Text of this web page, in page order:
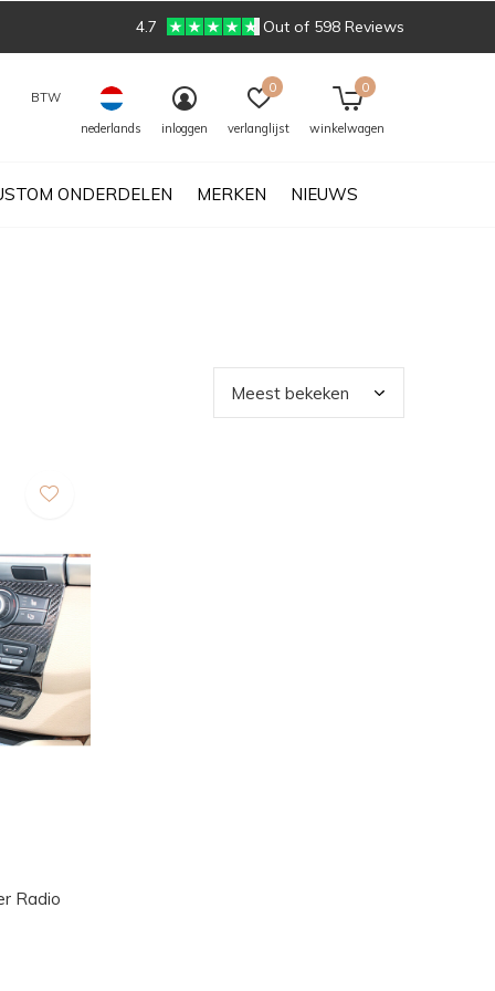
ONDERDELEN MERKEN NIEUWS
BTW
nederlands
inloggen verlanglijst
0
winkelwagen
0
4.7 Out of 598 Reviews
Radio